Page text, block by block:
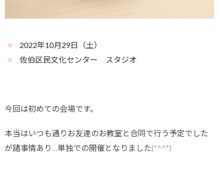
2022年10月29日（土）
佐伯区民文化センター スタジオ
今回は初めての会場です。
本当はいつも通りお友達のお教室と合同で行う予定でした
が諸事情あり…単独での開催となりました(*^^*)